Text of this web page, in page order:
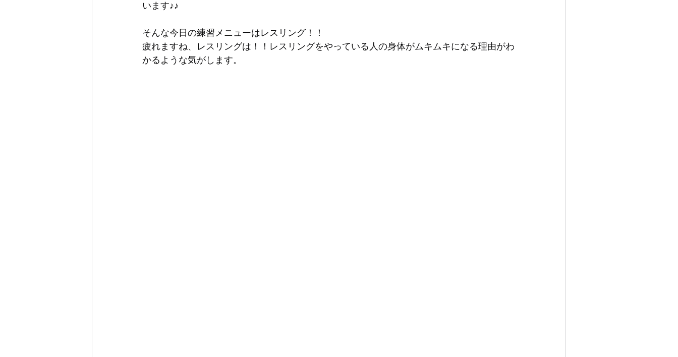
います♪♪
そんな今日の練習メニューはレスリング！！
疲れますね、レスリングは！！レスリングをやっている人の身体がムキムキになる理由がわ
かるような気がします。